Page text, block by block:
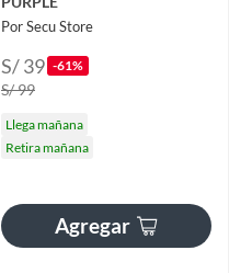
Por Secu Store
S/ 39 -61%
S/ 99
Llega mañana
Retira mañana
Agregar